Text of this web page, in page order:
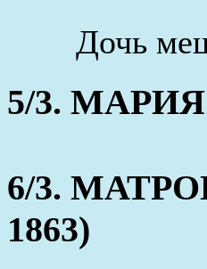
Дочь
5/3.
6/3.
1863)